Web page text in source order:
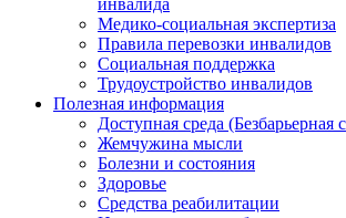
Медико-социальная экспертиза
Правила перевозки инвалидов
Социальная поддержка
Трудоустройство инвалидов
Полезная информация
Доступная среда (Безбарьерная
Жемчужина мысли
Болезни и состояния
Здоровье
Средства реабилитации